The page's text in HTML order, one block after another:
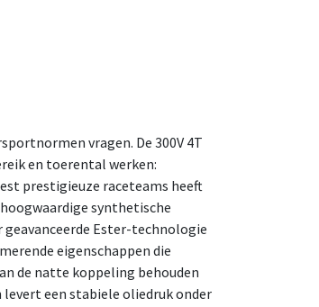
vragen. De 300V 4T
en toerental werken:
prestigieuze raceteams heeft
synthetische
geavanceerde Ester-technologie
eigenschappen die
de natte koppeling behouden
een stabiele oliedruk onder